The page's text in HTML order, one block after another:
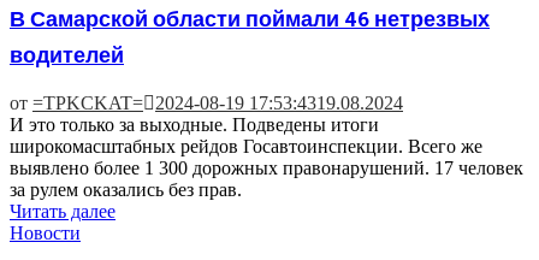
В Самарской области поймали 46 нетрезвых
водителей
от =TPKCKAT= 2024-08-19 17:53:4319.08.2024
И это только за выходные. Подведены итоги
широкомасштабных рейдов Госавтоинспекции. Всего же
выявлено более 1 300 дорожных правонарушений. 17 человек
за рулем оказались без прав.
Читать далее
Новости